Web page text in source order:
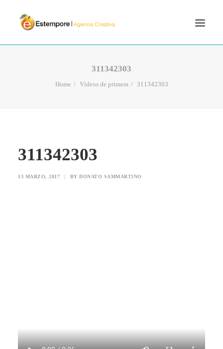
SEARCH
311342303
Home Vídeos de primera 311342303
311342303
13 MARZO, 2017 | BY DONATO SAMMARTINO